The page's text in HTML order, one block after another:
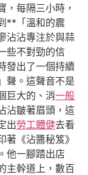
，每隔三小時，
**「溫和的震
沾沾專注於與蒜
些不對勁的信
發出了一個持續
。這聲音不是
巨大的、消一般
沾皺著眉頭，這
出勞工體健去看
《沾醬秘笈》
他一腳踏出店
主幹道上，數百